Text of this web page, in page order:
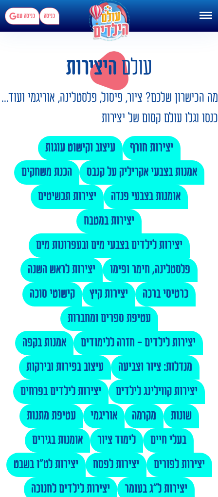
כניסה כניסה עם
עולם היצירות
מה הכישרון שלכם? ציור, פיסול, פלסטלינה, אוריגמי ועוד...
כנסו וגלו עולם קסום של יצירות
יצירות חורף
עיצוב וקישוט עוגות
אמנות בצבעי אקריליק על קנבס
הכנת משחקים
אומנות בצבעי פנדה
יצירות תכשיטים
יצירות במטבח
יצירות לילדים בצבעי מים ובעפרונות מים
פלסטלינה, חימר ופימו
יצירות לראש השנה
כרטיסי ברכה
יצירות קיץ
קישוטי סוכה
עטיפת ספרים ומחברות
יצירות לילדים - חזרה ללימודים
אמנות בקפה
מנדלות: ציור וצביעה
עיצוב בפירות ובירקות
יצירות קווילינג לילדים
יצירות לילדים בפרחים
שונות
מקרמה אוריגמי
עטיפת מתנות
בעלי חיים
לימוד ציור
אומנות בגירים
יצירות לפורים
יצירות לפסח
יצירות לט"ו בשבט
יצירות ל"ג בעומר
יצירות לילדים לחנוכה